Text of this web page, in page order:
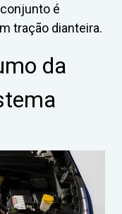
é
tração dianteira.
da